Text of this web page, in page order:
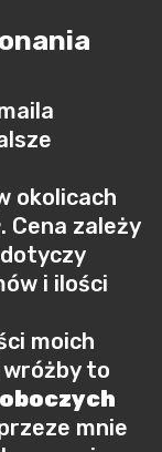
okolicach
. Cena zależy
i ilości
moich
to
mnie